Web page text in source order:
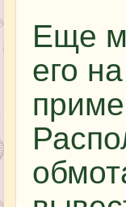
Еще
его